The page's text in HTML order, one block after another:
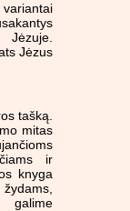
Jėzuje.
Jėzus
tašką.
mitas
ir
knyga
galime